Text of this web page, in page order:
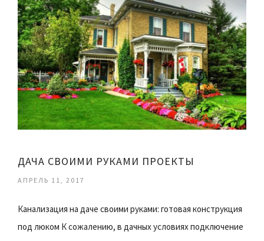
ДАЧА СВОИМИ РУКАМИ ПРОЕКТЫ
АПРЕЛЬ 11, 2017
Канализация на даче своими руками: готовая конструкция
под люком К сожалению, в дачных условиях подключение